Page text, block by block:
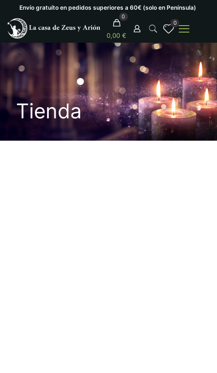
Envío gratuíto en pedidos superiores a 60€ (solo en Península)
0
0,00 €
0
Tienda